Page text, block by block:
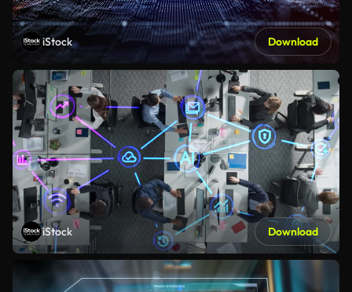
iStock Download
iStock Download